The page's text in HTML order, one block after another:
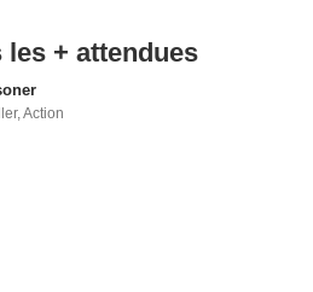
+ attendues
,Action